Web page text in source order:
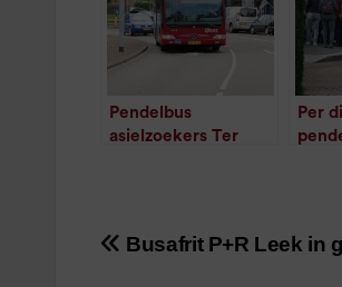
Pendelbus
asielzoekers Ter
Per
Bericht
Busafrit P+R Leek in